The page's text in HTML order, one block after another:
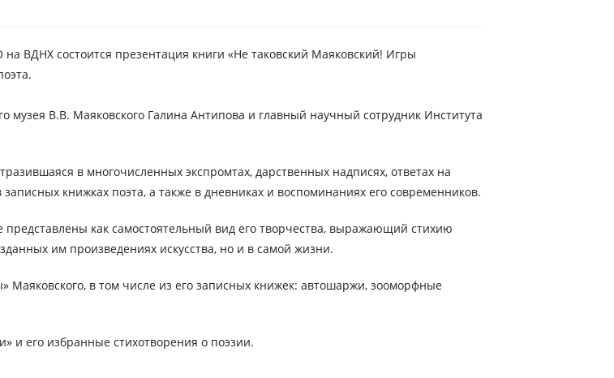
ВДНХ состоится презентация книги «Не таковский Маяковский! Игры
музея В.В. Маяковского Галина Антипова и главный научный сотрудник Института
в многочисленных экспромтах, дарственных надписях, ответах на
книжках поэта, а также в дневниках и воспоминаниях его современников.
как самостоятельный вид его творчества, выражающий стихию
им произведениях искусства, но и в самой жизни.
Маяковского, в том числе из его записных книжек: автошаржи, зооморфные
и его избранные стихотворения о поэзии.